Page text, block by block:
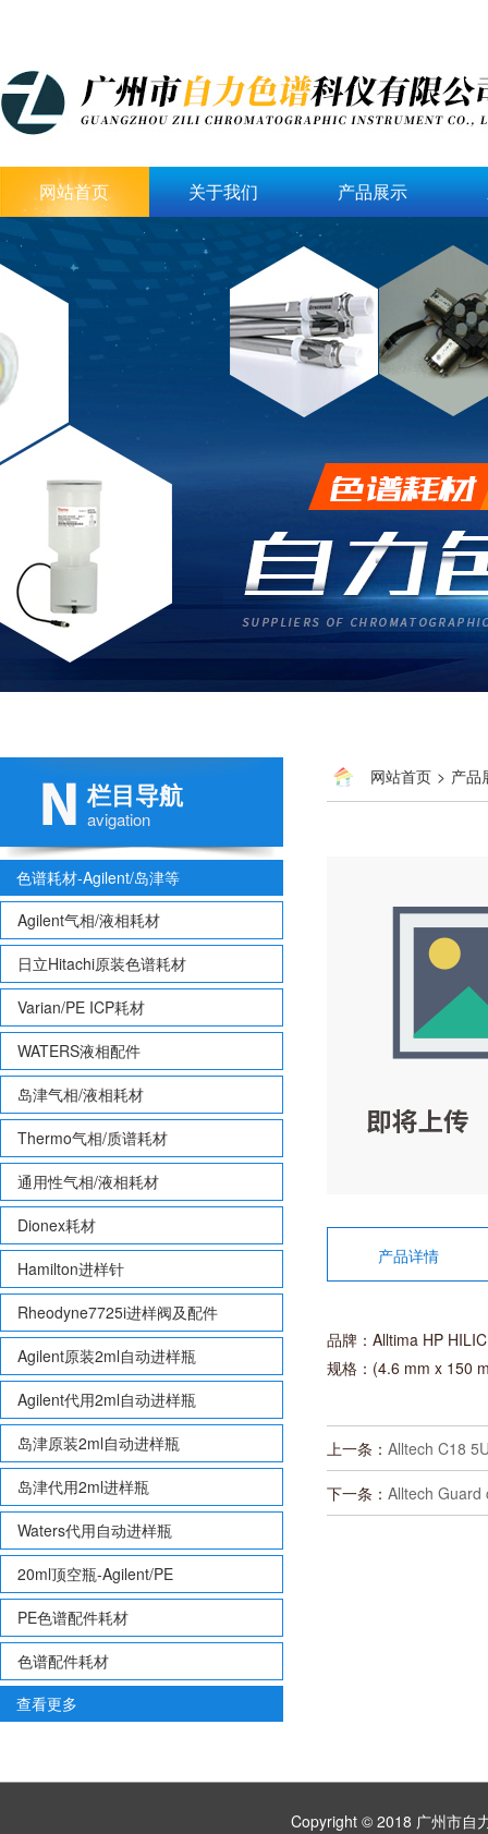
网站首页 关于我们 产品展示
栏目导航
avigation
色谱耗材-Agilent/岛津等
Agilent气相/液相耗材
日立Hitachi原装色谱耗材
Varian/PE ICP耗材
WATERS液相配件
岛津气相/液相耗材
Thermo气相/质谱耗材
通用性气相/液相耗材
Dionex耗材
Hamilton进样针
Rheodyne7725i进样阀及配件
Agilent原装2ml自动进样瓶
Agilent代用2ml自动进样瓶
岛津原装2ml自动进样瓶
岛津代用2ml进样瓶
Waters代用自动进样瓶
20ml顶空瓶-Agilent/PE
PE色谱配件耗材
色谱配件耗材
查看更多
网站首页 > 产品
产品详情
品牌：Alltima HP
规格：(4.6 mm x 150
上一条： Alltech C18
下一条： Alltech Guard
Copyright © 2018 广州市